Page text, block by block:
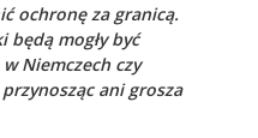
ochronę za granicą.
będą mogły być
Niemczech czy
ani grosza